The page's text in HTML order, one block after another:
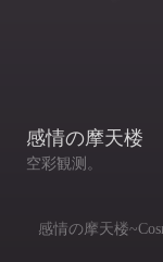
感情の摩天楼
空彩観测。
感情の摩天楼